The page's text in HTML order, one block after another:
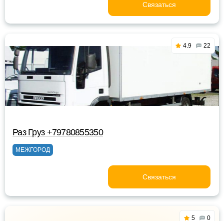
Связаться
4.9 22
Раз Груз +79780855350
МЕЖГОРОД
Связаться
5 0